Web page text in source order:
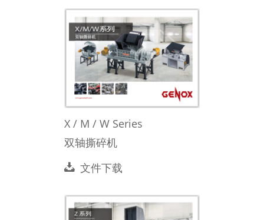
X / M / W Series
双轴撕碎机
文件下载